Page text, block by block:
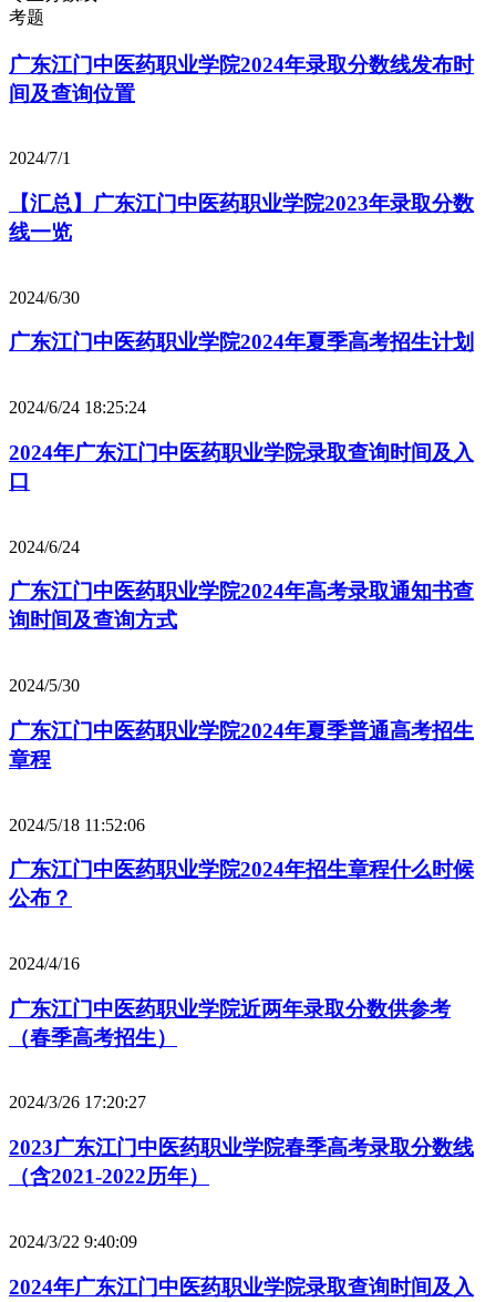
考题
广东江门中医药职业学院2024年录取分数线发布时
间及查询位置
2024/7/1
【汇总】广东江门中医药职业学院2023年录取分数
线一览
2024/6/30
广东江门中医药职业学院2024年夏季高考招生计划
2024/6/24 18:25:24
2024年广东江门中医药职业学院录取查询时间及入
口
2024/6/24
广东江门中医药职业学院2024年高考录取通知书查
询时间及查询方式
2024/5/30
广东江门中医药职业学院2024年夏季普通高考招生
章程
2024/5/18 11:52:06
广东江门中医药职业学院2024年招生章程什么时候
公布？
2024/4/16
广东江门中医药职业学院近两年录取分数供参考
（春季高考招生）
2024/3/26 17:20:27
2023广东江门中医药职业学院春季高考录取分数线
（含2021-2022历年）
2024/3/22 9:40:09
2024年广东江门中医药职业学院录取查询时间及入